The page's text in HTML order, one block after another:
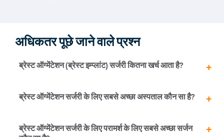
अधिकतर पूछे जाने वाले प्रश्न
ब्रेस्ट ऑग्मेंटेशन (ब्रेस्ट इम्प्लांट) सर्जरी कितना खर्च आता है?
कोलार में ब्रेस्ट ऑग्मेंटेशन (ब्रेस्ट इम्प्लांट) सर्जरी का खर्च 95,000
रुपये से लेकर 1,30,000 तक आ सकता है। लेकिन, ब्रेस्ट बढ़ाने की
आधार पर भिन्न हो सकती है, जैसे:
ब्रेस्ट ऑग्मेंटेशन सर्जरी के लिए सबसे अच्छा अस्पताल कौन सा है?
प्रिस्टीन केयर कोलार के शीर्ष अस्पतालों से जुड़ा हुआ है। कोलार में
ब्रेस्ट ऑग्मेंटेशन सर्जरी के लिए परामर्श के लिए सबसे अच्छा सर्जन